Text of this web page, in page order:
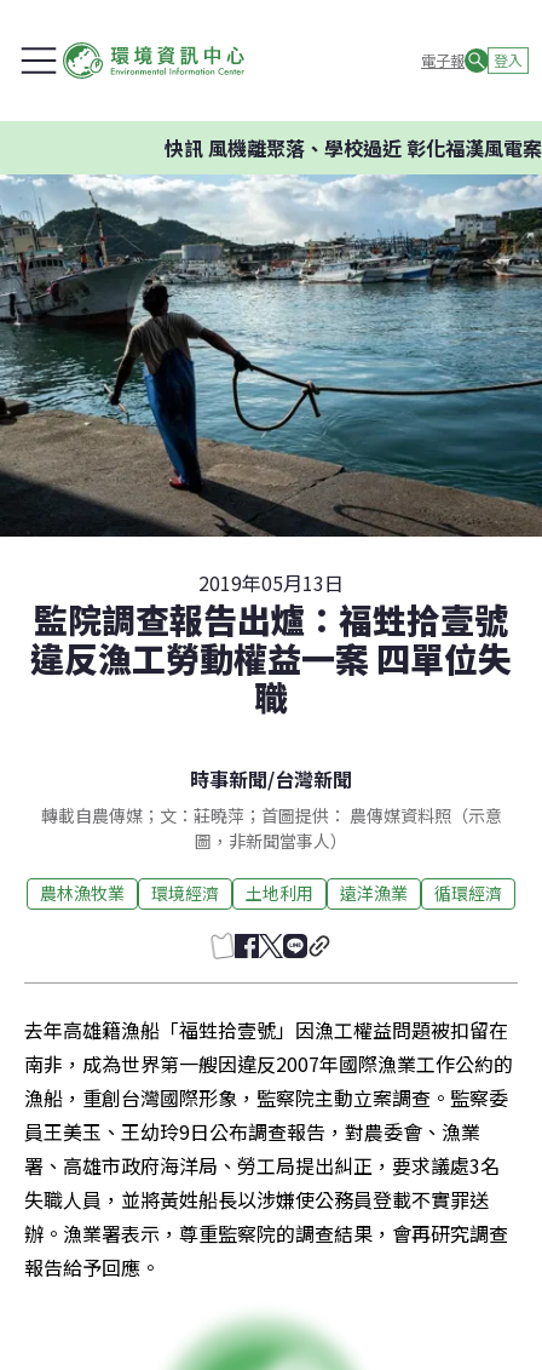
電子報 登入
快訊風機離聚落、學校過近 彰化福漢風電案環
2019年05月13日
監院調查報告出爐：福甡拾壹號
違反漁工勞動權益一案 四單位失
職
時事新聞/台灣新聞
轉載自農傳媒；文：莊曉萍；首圖提供： 農傳媒資料照（示意
圖，非新聞當事人）
農林漁牧業 環境經濟 土地利用 遠洋漁業 循環經濟
去年高雄籍漁船「福甡拾壹號」因漁工權益問題被扣留在
南非，成為世界第一艘因違反2007年國際漁業工作公約的
漁船，重創台灣國際形象，監察院主動立案調查。監察委
員王美玉、王幼玲9日公布調查報告，對農委會、漁業
署、高雄市政府海洋局、勞工局提出糾正，要求議處3名
失職人員，並將黃姓船長以涉嫌使公務員登載不實罪送
辦。漁業署表示，尊重監察院的調查結果，會再研究調查
報告給予回應。